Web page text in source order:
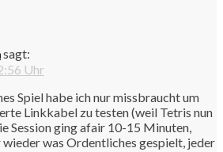
sagt:
Uhr
Spiel habe ich nur missbraucht um
Linkkabel zu testen (weil Tetris nun
Session ging afair 10-15 Minuten,
wieder was Ordentliches gespielt, jeder